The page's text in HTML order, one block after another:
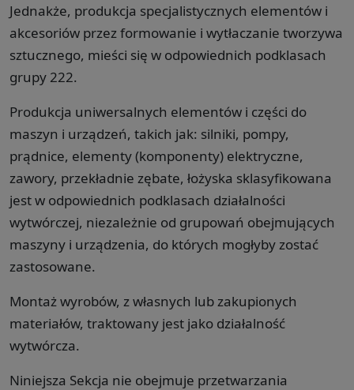
Jednakże, produkcja specjalistycznych elementów i
akcesoriów przez formowanie i wytłaczanie tworzywa
sztucznego, mieści się w odpowiednich podklasach
grupy 222.
Produkcja uniwersalnych elementów i części do
maszyn i urządzeń, takich jak: silniki, pompy,
prądnice, elementy (komponenty) elektryczne,
zawory, przekładnie zębate, łożyska sklasyfikowana
jest w odpowiednich podklasach działalności
wytwórczej, niezależnie od grupowań obejmujących
maszyny i urządzenia, do których mogłyby zostać
zastosowane.
Montaż wyrobów, z własnych lub zakupionych
materiałów, traktowany jest jako działalność
wytwórcza.
Niniejsza Sekcja nie obejmuje przetwarzania